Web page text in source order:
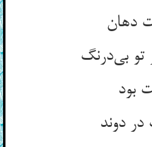
دهان
بی‌درنگ
بود
در دوند